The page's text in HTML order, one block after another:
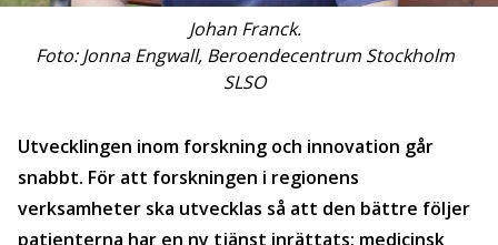
Johan Franck.
Foto: Jonna Engwall, Beroendecentrum Stockholm
SLSO
Utvecklingen inom forskning och innovation går
snabbt. För att forskningen i regionens
verksamheter ska utvecklas så att den bättre följer
patienterna har en ny tjänst inrättats; medicinsk